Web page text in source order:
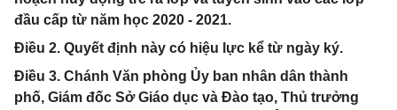
đầu cấp từ năm học 2020 - 2021.
Điều 2. Quyết định này có hiệu lực kể từ ngày ký.
Điều 3. Chánh Văn phòng Ủy ban nhân dân thành
phố, Giám đốc Sở Giáo dục và Đào tạo, Thủ trưởng